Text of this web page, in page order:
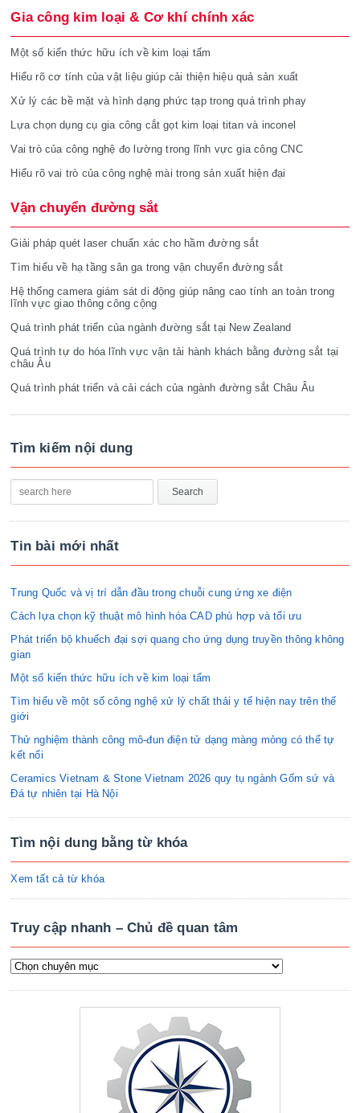
Gia công kim loại & Cơ khí chính xác
Một số kiến thức hữu ích về kim loại tấm
Hiểu rõ cơ tính của vật liệu giúp cải thiện hiệu quả sản xuất
Xử lý các bề mặt và hình dạng phức tạp trong quá trình phay
Lựa chọn dụng cụ gia công cắt gọt kim loại titan và inconel
Vai trò của công nghệ đo lường trong lĩnh vực gia công CNC
Hiểu rõ vai trò của công nghệ mài trong sản xuất hiện đại
Vận chuyển đường sắt
Giải pháp quét laser chuẩn xác cho hầm đường sắt
Tìm hiểu về hạ tầng sân ga trong vận chuyển đường sắt
Hệ thống camera giám sát di động giúp nâng cao tính an toàn trong
lĩnh vực giao thông công cộng
Quá trình phát triển của ngành đường sắt tại New Zealand
Quá trình tự do hóa lĩnh vực vận tải hành khách bằng đường sắt tại
châu Âu
Quá trình phát triển và cải cách của ngành đường sắt Châu Âu
Tìm kiếm nội dung
Tin bài mới nhất
Trung Quốc và vị trí dẫn đầu trong chuỗi cung ứng xe điện
Cách lựa chọn kỹ thuật mô hình hóa CAD phù hợp và tối ưu
Phát triển bộ khuếch đại sợi quang cho ứng dụng truyền thông không
gian
Một số kiến thức hữu ích về kim loại tấm
Tìm hiểu về một số công nghệ xử lý chất thải y tế hiện nay trên thế
giới
Thử nghiệm thành công mô-đun điện tử dạng màng mỏng có thể tự
kết nối
Ceramics Vietnam & Stone Vietnam 2026 quy tụ ngành Gốm sứ và
Đá tự nhiên tại Hà Nội
Tìm nội dung bằng từ khóa
Xem tất cả từ khóa
Truy cập nhanh – Chủ đề quan tâm